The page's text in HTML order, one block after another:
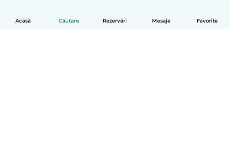
Acasă Căutare Rezervări Mesaje Favorite